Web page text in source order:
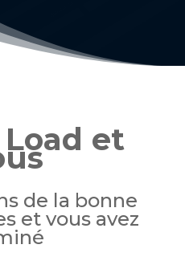
et
de la bonne
et vous avez